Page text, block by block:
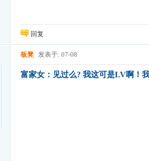
回复
板凳 发表于: 07-08
富家女：见过么? 我这可是LV啊！